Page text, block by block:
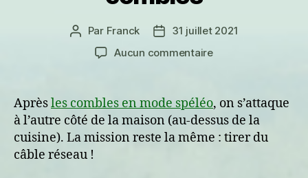
Auteur
l’article
Par Franck
Date31 juillet 2021
Aucun commentairesur
combles
Aprèsles combles en mode spéléo, on s’attaque
à l’autre côté de la maison (au-dessus de la
cuisine). La mission reste la même : tirer du
câble réseau !